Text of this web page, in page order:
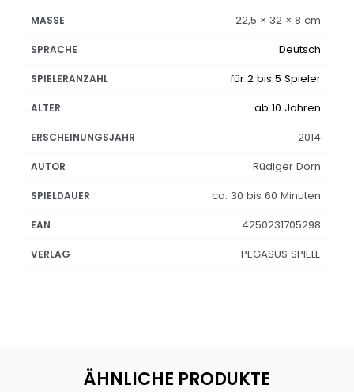
MASSE 22,5 × 32 × 8 cm
SPRACHE Deutsch
SPIELERANZAHL für 2 bis 5 Spieler
ALTER ab 10 Jahren
ERSCHEINUNGSJAHR 2014
AUTOR Rüdiger Dorn
SPIELDAUER ca. 30 bis 60 Minuten
EAN 4250231705298
VERLAG PEGASUS SPIELE
ÄHNLICHE PRODUKTE